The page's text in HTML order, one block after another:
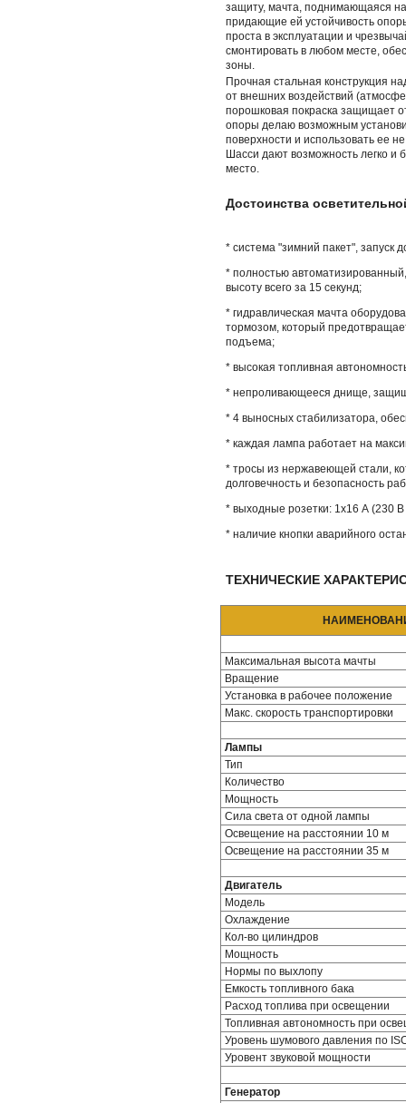
защиту, мачта, поднимающаяся
придающие ей устойчивость
проста в эксплуатации и
смонтировать в любом месте,
зоны.
Прочная стальная конструкция
от внешних воздействий
порошковая покраска защищает
опоры делаю возможным
поверхности и использовать ее
Шасси дают возможность легко и
место.
Достоинства
* система "зимний пакет", запуск
* полностью
высоту всего за 15 секунд;
* гидравлическая мачта
тормозом, который
подъема;
* высокая топливная
* непроливающееся днище,
* 4 выносных стабилизатора,
* каждая лампа работает на
* тросы из нержавеющей стали,
долговечность и безопасность
* выходные розетки: 1x16 А (230
* наличие кнопки аварийного
ТЕХНИЧЕСКИЕ
Максимальная высота мачты
Вращение
Установка в рабочее положение
Макс. скорость транспортировки
Лампы
Тип
Количество
Мощность
Сила света от одной лампы
Освещение на расстоянии 10 м
Освещение на расстоянии 35 м
Двигатель
Модель
Охлаждение
Кол-во цилиндров
Мощность
Нормы по выхлопу
Емкость топливного бака
Расход топлива при освещении
Топливная автономность при
Уровень шумового давления по
Уровент звуковой мощности
Генератор